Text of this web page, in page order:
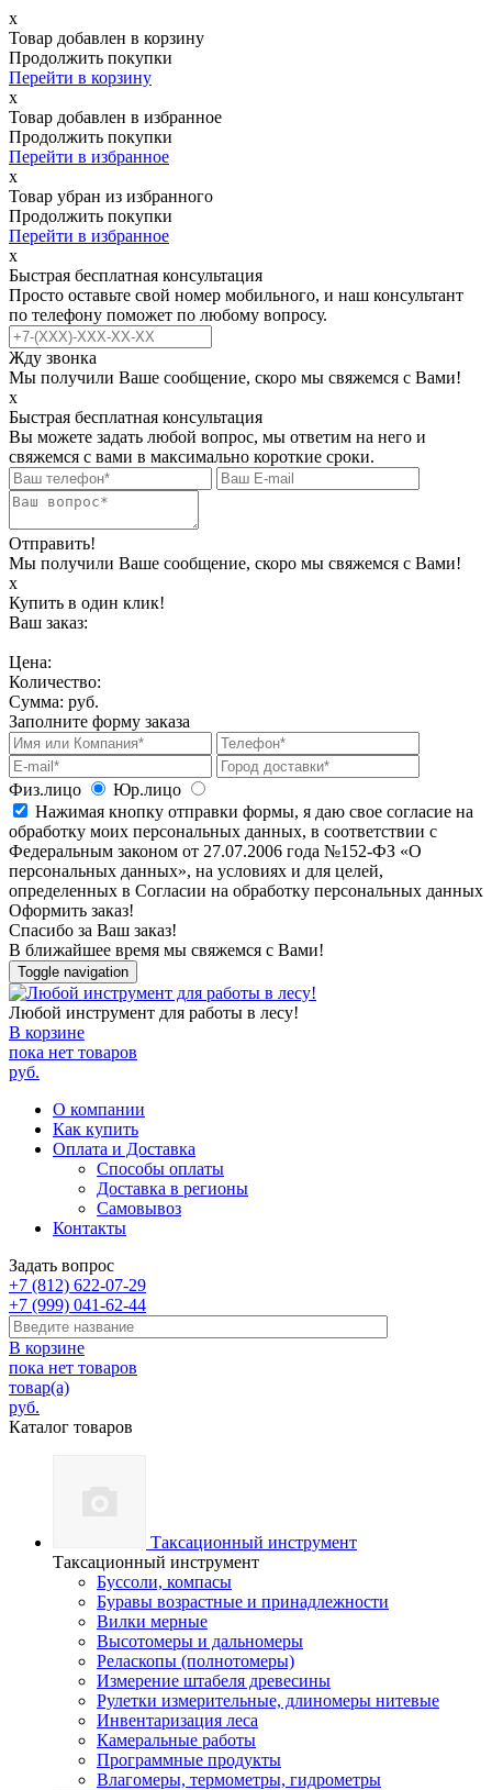
х
Товар добавлен в корзину
Продолжить покупки
Перейти в корзину
х
Товар добавлен в избранное
Продолжить покупки
Перейти в избранное
х
Товар убран из избранного
Продолжить покупки
Перейти в избранное
х
Быстрая бесплатная консультация
Просто оставьте свой номер мобильного, и наш консультант
по телефону поможет по любому вопросу.
Жду звонка
Мы получили Ваше сообщение, скоро мы свяжемся с Вами!
х
Быстрая бесплатная консультация
Вы можете задать любой вопрос, мы ответим на него и
свяжемся с вами в максимально короткие сроки.
Отправить!
Мы получили Ваше сообщение, скоро мы свяжемся с Вами!
х
Купить в один клик!
Ваш заказ:
Цена:
Количество:
Сумма: руб.
Заполните форму заказа
Физ.лицо
Юр.лицо
Нажимая кнопку отправки формы, я даю свое согласие на
обработку моих персональных данных, в соответствии с
Федеральным законом от 27.07.2006 года №152-ФЗ «О
персональных данных», на условиях и для целей,
определенных в Согласии на обработку персональных данных
Оформить заказ!
Спасибо за Ваш заказ!
В ближайшее время мы свяжемся с Вами!
Toggle navigation
Любой инструмент для работы в лесу!
В корзине
пока нет товаров
руб.
О компании
Как купить
Оплата и Доставка
Способы оплаты
Доставка в регионы
Самовывоз
Контакты
Задать вопрос
+7 (812) 622-07-29
+7 (999) 041-62-44
В корзине
пока нет товаров
товар(а)
руб.
Каталог товаров
Таксационный инструмент
Таксационный инструмент
Буссоли, компасы
Буравы возрастные и принадлежности
Вилки мерные
Высотомеры и дальномеры
Реласкопы (полнотомеры)
Измерение штабеля древесины
Рулетки измерительные, длиномеры нитевые
Инвентаризация леса
Камеральные работы
Программные продукты
Влагомеры, термометры, гидрометры